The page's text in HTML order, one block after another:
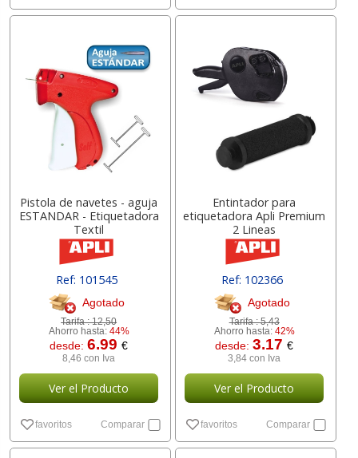
Pistola de navetes - aguja
ESTANDAR - Etiquetadora
Textil
Ref: 101545
Agotado
Tarifa :12,50
Ahorro hasta: 44%
desde:6.99€
8,46 con Iva
Ver el Producto
favoritos Comparar
Entintador para
etiquetadora Apli Premium
2 Lineas
Ref: 102366
Agotado
Tarifa :5,43
Ahorro hasta: 42%
desde:3.17€
3,84 con Iva
Ver el Producto
favoritos Comparar